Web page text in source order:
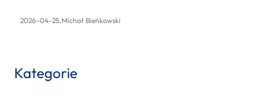
2026-04-25.Michał Bieńkowski
Kategorie